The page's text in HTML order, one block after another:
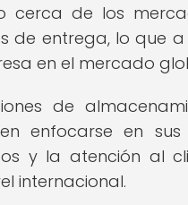
cerca de los
de entrega, lo que
en el mercado
de
enfocarse en
y la atención al
internacional.